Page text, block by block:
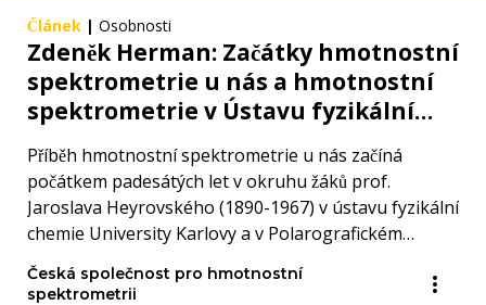
Článek | Osobnosti
Zdeněk Herman: Začátky hmotnostní
spektrometrie u nás a hmotnostní
spektrometrie v Ústavu fyzikální
Příběh hmotnostní spektrometrie u nás začíná
počátkem padesátých let v okruhu žáků prof.
Jaroslava Heyrovského (1890-1967) v ústavu fyzikální
chemie University Karlovy a v Polarografickém
ústavu.
Česká společnost pro hmotnostní
spektrometrii